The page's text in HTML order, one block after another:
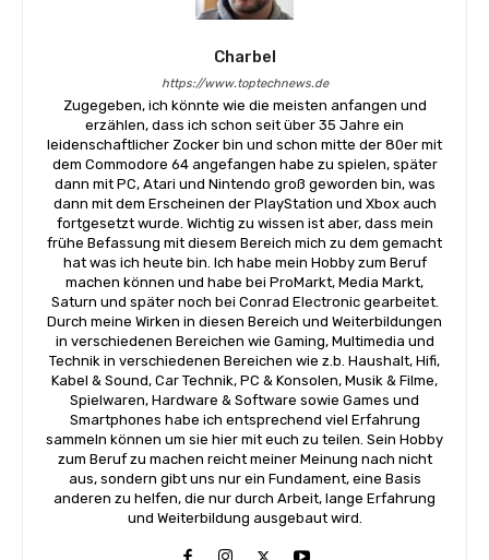
Charbel
https://www.toptechnews.de
Zugegeben, ich könnte wie die meisten anfangen und
erzählen, dass ich schon seit über 35 Jahre ein
leidenschaftlicher Zocker bin und schon mitte der 80er mit
dem Commodore 64 angefangen habe zu spielen, später
dann mit PC, Atari und Nintendo groß geworden bin, was
dann mit dem Erscheinen der PlayStation und Xbox auch
fortgesetzt wurde. Wichtig zu wissen ist aber, dass mein
frühe Befassung mit diesem Bereich mich zu dem gemacht
hat was ich heute bin. Ich habe mein Hobby zum Beruf
machen können und habe bei ProMarkt, Media Markt,
Saturn und später noch bei Conrad Electronic gearbeitet.
Durch meine Wirken in diesen Bereich und Weiterbildungen
in verschiedenen Bereichen wie Gaming, Multimedia und
Technik in verschiedenen Bereichen wie z.b. Haushalt, Hifi,
Kabel & Sound, Car Technik, PC & Konsolen, Musik & Filme,
Spielwaren, Hardware & Software sowie Games und
Smartphones habe ich entsprechend viel Erfahrung
sammeln können um sie hier mit euch zu teilen. Sein Hobby
zum Beruf zu machen reicht meiner Meinung nach nicht
aus, sondern gibt uns nur ein Fundament, eine Basis
anderen zu helfen, die nur durch Arbeit, lange Erfahrung
und Weiterbildung ausgebaut wird.